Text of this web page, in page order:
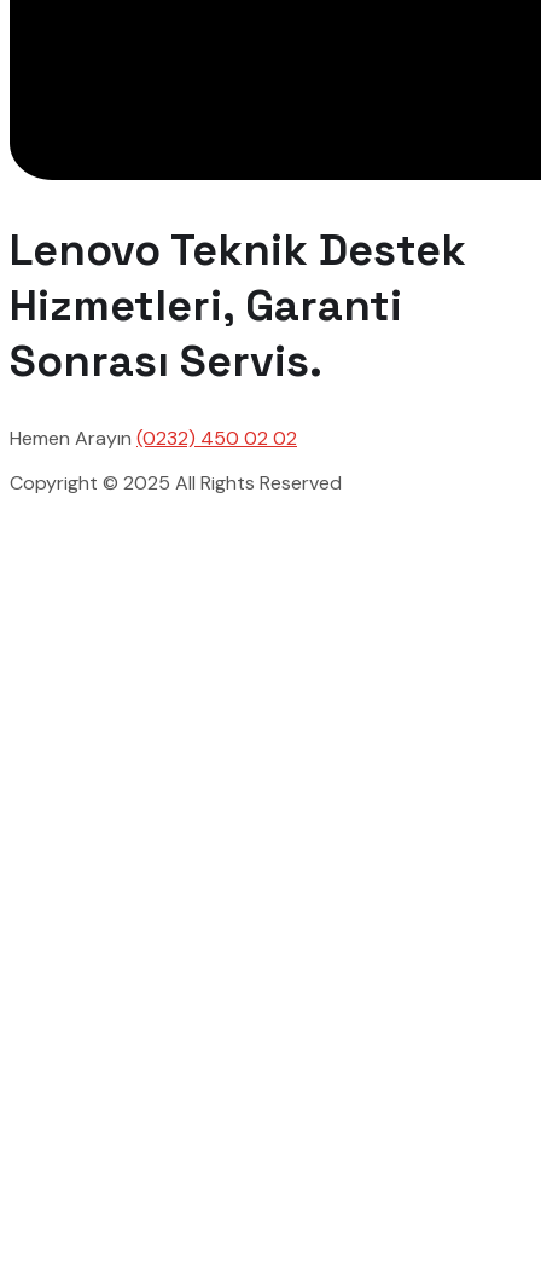
Lenovo Teknik Destek
Hizmetleri, Garanti
Sonrası Servis.
Hemen Arayın (0232) 450 02 02
Copyright © 2025 All Rights Reserved